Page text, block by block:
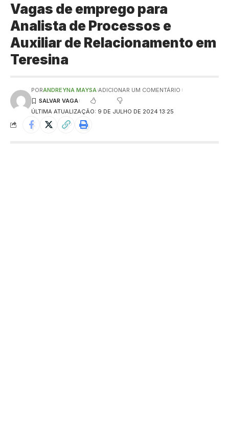
Vagas de emprego para
Analista de Processos e
Auxiliar de Relacionamento em
Teresina
ÚLTIMA ATUALIZAÇÃO: 9 DE JULHO DE 2024 13:25
PORANDREYNA MAYSA ADICIONAR UM COMENTÁRIO